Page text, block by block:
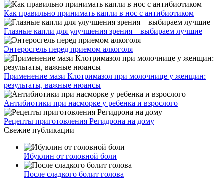
Как правильно принимать капли в нос с антибиотиком
Глазные капли для улучшения зрения – выбираем лучшие
Энтеросгель перед приемом алкоголя
Применение мази Клотримазол при молочнице у женщин:
результаты, важные нюансы
Антибиотики при насморке у ребенка и взрослого
Рецепты приготовления Регидрона на дому
Свежие публикации
Ибуклин от головной боли
После сладкого болит голова